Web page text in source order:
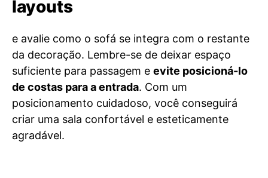
layouts
e avalie como o sofá se integra com o restante
da decoração. Lembre-se de deixar espaço
suficiente para passagem e evite posicioná-lo
de costas para a entrada. Com um
posicionamento cuidadoso, você conseguirá
criar uma sala confortável e esteticamente
agradável.